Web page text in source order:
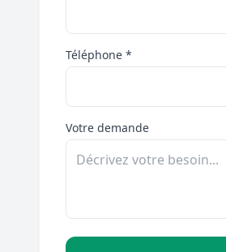
Téléphone *
Votre demande